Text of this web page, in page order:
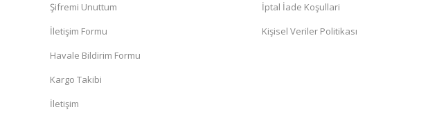
Şifremi Unuttum
İletişim Formu
Havale Bildirim Formu
Kargo Takibi
İletişim
İptal İade Koşullari
Kişisel Veriler Politikası